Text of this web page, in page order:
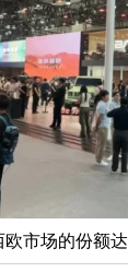
和国家总统会
前没有与美
上最严重的
市场的份额